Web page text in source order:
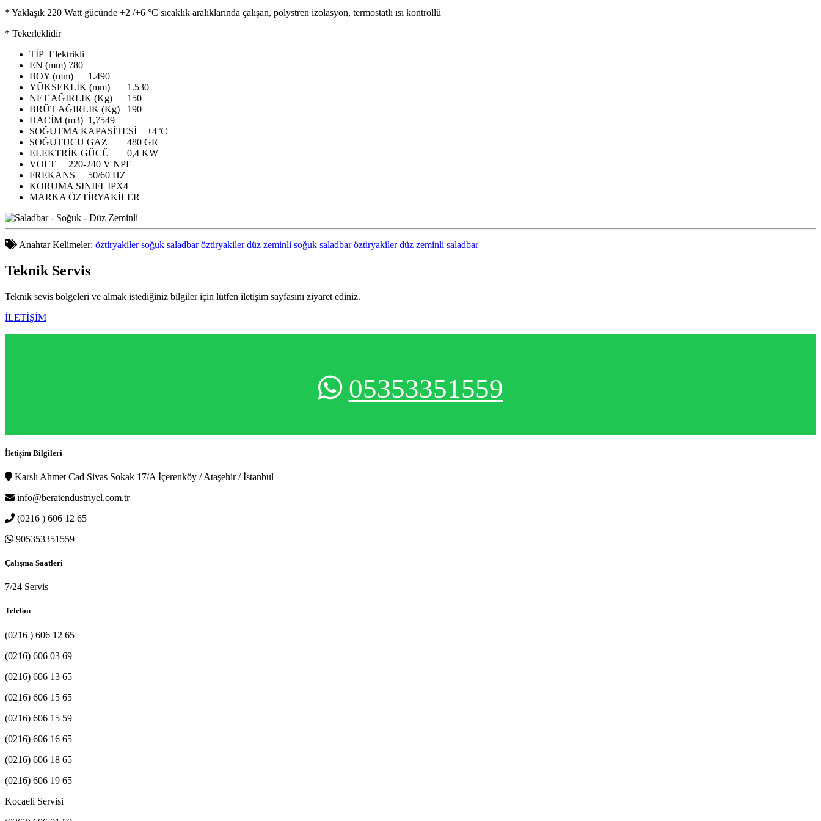
* Yaklaşık 220 Watt gücünde +2 /+6 °C sıcaklık aralıklarında çalışan, polystren izolasyon, termostatlı ısı kontrollü
* Tekerleklidir
TİP Elektrikli
EN (mm) 780
BOY (mm)
1.490
YÜKSEKLİK (mm)
1.530
NET AĞIRLIK (Kg)
150
BRÜT AĞIRLIK (Kg)
190
HACİM (m3) 1,7549
SOĞUTMA KAPASİTESİ
+4°C
SOĞUTUCU GAZ
480 GR
ELEKTRİK GÜCÜ
0,4 KW
VOLT
220-240 V NPE
FREKANS
50/60 HZ
KORUMA SINIFI IPX4
MARKA ÖZTİRYAKİLER
Anahtar Kelimeler: öztiryakiler soğuk saladbar öztiryakiler düz zeminli soğuk saladbar öztiryakiler düz zeminli saladbar
Teknik Servis
Teknik sevis bölgeleri ve almak istediğiniz bilgiler için lütfen iletişim sayfasını ziyaret ediniz.
İLETİŞİM
05353351559
İletişim Bilgileri
Karslı Ahmet Cad Sivas Sokak 17/A İçerenköy / Ataşehir / İstanbul
info@beratendustriyel.com.tr
(0216 ) 606 12 65
905353351559
Çalışma Saatleri
7/24 Servis
Telefon
(0216 ) 606 12 65
(0216) 606 03 69
(0216) 606 13 65
(0216) 606 15 65
(0216) 606 15 59
(0216) 606 16 65
(0216) 606 18 65
(0216) 606 19 65
Kocaeli Servisi